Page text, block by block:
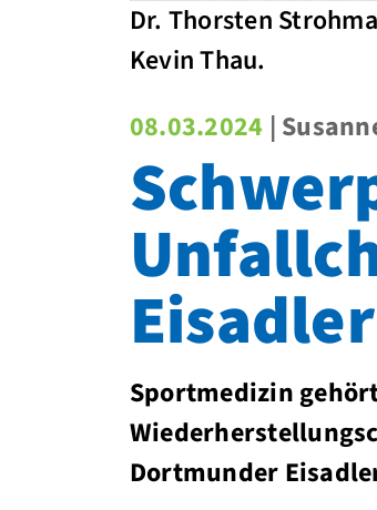
Dr. Thorsten
Kevin Thau.
08.03.2024 |
Eisadler
Sportmedizin
Dortmunder